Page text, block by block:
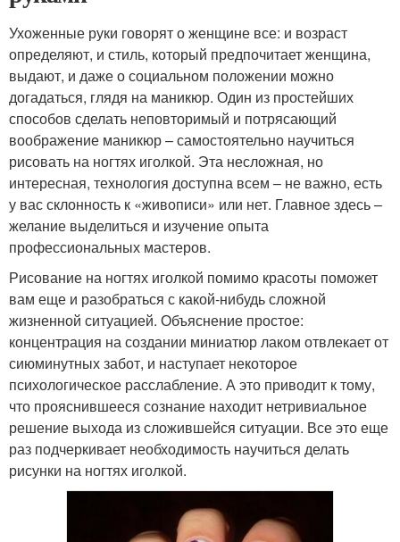
Ухоженные руки говорят о женщине все: и возраст
определяют, и стиль, который предпочитает женщина,
выдают, и даже о социальном положении можно
догадаться, глядя на маникюр. Один из простейших
способов сделать неповторимый и потрясающий
воображение маникюр – самостоятельно научиться
рисовать на ногтях иголкой. Эта несложная, но
интересная, технология доступна всем – не важно, есть
у вас склонность к «живописи» или нет. Главное здесь –
желание выделиться и изучение опыта
профессиональных мастеров.
Рисование на ногтях иголкой помимо красоты поможет
вам еще и разобраться с какой-нибудь сложной
жизненной ситуацией. Объяснение простое:
концентрация на создании миниатюр лаком отвлекает от
сиюминутных забот, и наступает некоторое
психологическое расслабление. А это приводит к тому,
что прояснившееся сознание находит нетривиальное
решение выхода из сложившейся ситуации. Все это еще
раз подчеркивает необходимость научиться делать
рисунки на ногтях иголкой.